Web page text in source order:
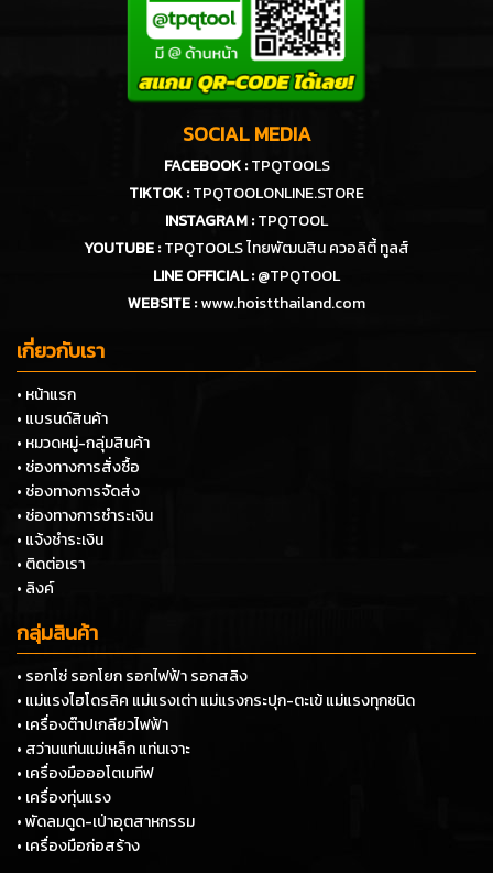
SOCIAL MEDIA
FACEBOOK : TPQTOOLS
TIKTOK :TPQTOOLONLINE.STORE
INSTAGRAM :TPQTOOL
YOUTUBE :TPQTOOLS ไทยพัฒนสิน ควอลิตี้ ทูลส์
LINE OFFICIAL :@TPQTOOL
WEBSITE :www.hoistthailand.com
เกี่ยวกับเรา
• หน้าแรก
• แบรนด์สินค้า
• หมวดหมู่-กลุ่มสินค้า
• ช่องทางการสั่งซื้อ
• ช่องทางการจัดส่ง
• ช่องทางการชำระเงิน
• แจ้งชำระเงิน
• ติดต่อเรา
• ลิงค์
กลุ่มสินค้า
• รอกโซ่ รอกโยก รอกไฟฟ้า รอกสลิง
• แม่แรงไฮโดรลิค แม่แรงเต่า แม่แรงกระปุก-ตะเข้ แม่แรงทุกชนิด
• เครื่องต๊าปเกลียวไฟฟ้า
• สว่านแท่นแม่เหล็ก แท่นเจาะ
• เครื่องมือออโตเมทีฟ
• เครื่องทุ่นแรง
• พัดลมดูด-เป่าอุตสาหกรรม
• เครื่องมือก่อสร้าง